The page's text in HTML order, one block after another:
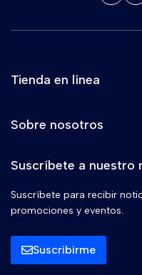
Tienda en línea
Sobre nosotros
Suscríbete a nuestro
Suscríbete para recibir
promociones y eventos.
Suscribirme